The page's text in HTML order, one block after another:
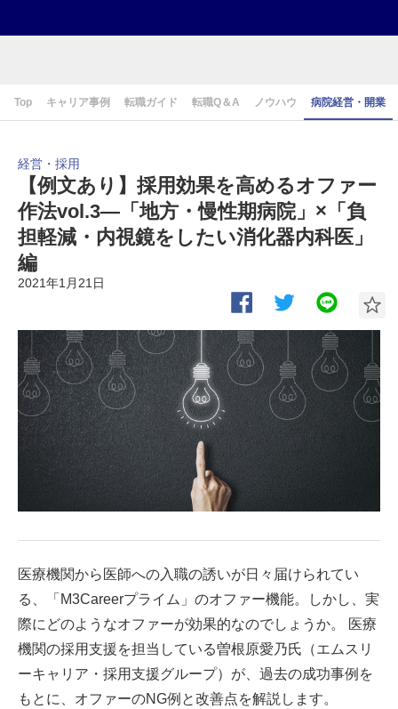
Top キャリア事例 転職ガイド 転職Q＆A ノウハウ 病院経営・開業
経営・採用
【例文あり】採用効果を高めるオファー
作法vol.3―「地方・慢性期病院」×「負
担軽減・内視鏡をしたい消化器内科医」
編
2021年1月21日
医療機関から医師への入職の誘いが日々届けられてい
る、「M3Careerプライム」のオファー機能。しかし、実
際にどのようなオファーが効果的なのでしょうか。 医療
機関の採用支援を担当している曽根原愛乃氏（エムスリ
ーキャリア・採用支援グループ）が、過去の成功事例を
もとに、オファーのNG例と改善点を解説します。